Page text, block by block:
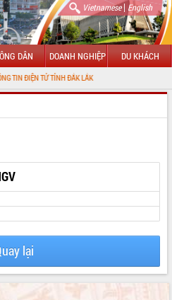
Vietnamese| English
DÂN DOANH NGHIỆP DU KHÁCH
TỬ TỈNH ĐẮK LẮK
lại